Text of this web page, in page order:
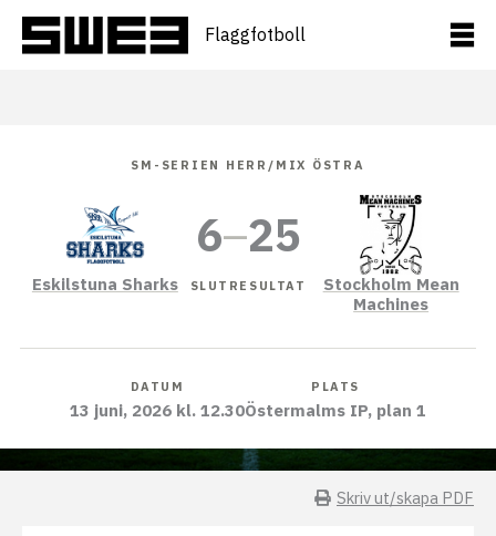
innehåll
Flaggfotboll
SM-SERIEN HERR/MIX ÖSTRA
Eskilstuna Sharks
6–25
SLUTRESULTAT
Stockholm Mean
Machines
DATUM
13 juni, 2026 kl. 12.30
PLATS
Östermalms IP, plan 1
Skriv ut/skapa PDF